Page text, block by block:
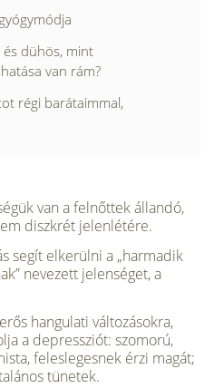
dühös, mint
van rám?
régi barátaimmal,
van a felnőttek állandó,
diszkrét jelenlétére.
segít elkerülni a „har­madik
nevezett jelensé­get, a
hangulati változásokra,
a depressziót: szomorú,
feleslegesnek érzi magát;
tünetek.